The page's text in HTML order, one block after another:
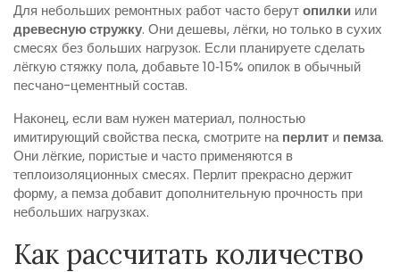
Для небольших ремонтных работ часто берутопилки или
древесную стружку. Они дешевы, лёгки, но только в сухих
смесях без больших нагрузок. Если планируете сделать
лёгкую стяжку пола, добавьте 10‑15% опилок в обычный
песчано-цементный состав.
Наконец, если вам нужен материал, полностью
имитирующий свойства песка, смотрите наперлит и пемза.
Они лёгкие, пористые и часто применяются в
теплоизоляционных смесях. Перлит прекрасно держит
форму, а пемза добавит дополнительную прочность при
небольших нагрузках.
Как рассчитать количество